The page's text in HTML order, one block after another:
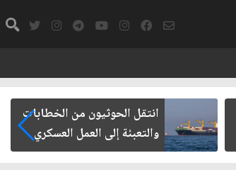
انتقل الحوثيون من الخطابات
والتعبئة إلى العمل العسكري